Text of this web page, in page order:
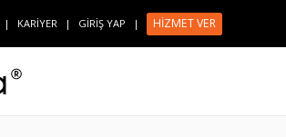
| KARİYER | GİRİŞ YAP | HİZMET VER